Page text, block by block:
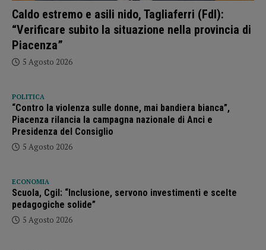
Caldo estremo e asili nido, Tagliaferri (FdI):
“Verificare subito la situazione nella provincia di
Piacenza”
5 Agosto 2026
POLITICA
“Contro la violenza sulle donne, mai bandiera bianca”,
Piacenza rilancia la campagna nazionale di Anci e
Presidenza del Consiglio
5 Agosto 2026
ECONOMIA
Scuola, Cgil: “Inclusione, servono investimenti e scelte
pedagogiche solide”
5 Agosto 2026